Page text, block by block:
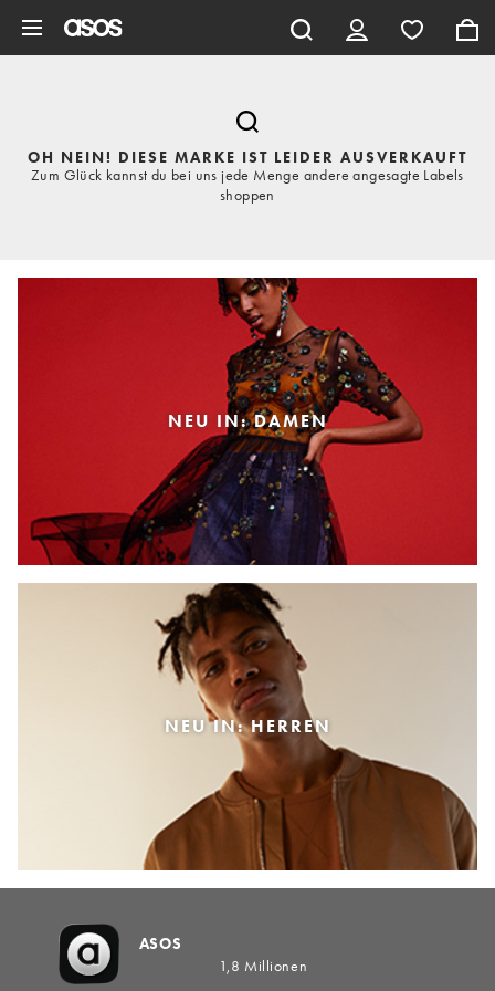
OH NEIN! DIESE MARKE IST LEIDER AUSVERKAUFT
Zum Glück kannst du bei uns jede Menge andere angesagte Labels
shoppen
NEU IN: DAMEN
NEU IN: HERREN
ASOS
1,8 Millionen